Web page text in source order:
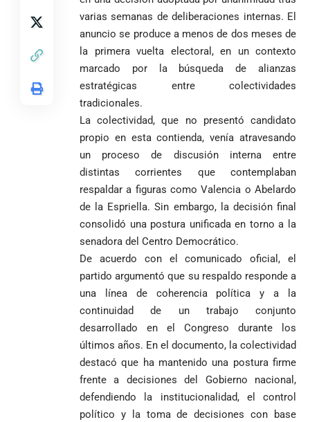
varias semanas de deliberaciones internas. El
anuncio se produce a menos de dos meses de
la primera vuelta electoral, en un contexto
marcado por la búsqueda de alianzas
estratégicas entre colectividades
tradicionales.
La colectividad, que no presentó candidato
propio en esta contienda, venía atravesando
un proceso de discusión interna entre
distintas corrientes que contemplaban
respaldar a figuras como Valencia o Abelardo
de la Espriella. Sin embargo, la decisión final
consolidó una postura unificada en torno a la
senadora del Centro Democrático.
De acuerdo con el comunicado oficial, el
partido argumentó que su respaldo responde a
una línea de coherencia política y a la
continuidad de un trabajo conjunto
desarrollado en el Congreso durante los
últimos años. En el documento, la colectividad
destacó que ha mantenido una postura firme
frente a decisiones del Gobierno nacional,
defendiendo la institucionalidad, el control
político y la toma de decisiones con base
Tribunal de
niega pérdida
de investidura
a concejales
de Medellín
Andrés
«Gury»
Rodríguez y
Damián Pérez
Federico
Gutiérrez
envía
documentos
al FBI, DEA y
Congreso
contra la ‘paz
total’ por
Diócesis de
Sonsón-Rionegro
rechaza fotos
tomadas en
templo de Guarne y
ordena acto de
desagravio
Falleció el padre
Álzate, reconocido
sacerdote de la
Diócesis de
Girardota, Párroco
pide esperar
los
escrutinios
oficiales
Espriella es
elegido
presidente de
Colombia tras
una histórica y
reñida
segunda
vuelta
Uribe
arremete
contra Petro y
lo
responsabiliza
invicto de 19
partidos
Japón rescata
un empate
Países Bajos
en un vibrante
duelo
mundialista
Alemania no
tuvo piedad:
goleó 7-1 a un
valiente
Curazao en su
debut
mundialista
La paz de
camino que no
abandonarse
LA POLICRISIS
COMO HERENCIA
en Medellín
Cardenal Rueda
pide desarmar el
corazón para
construir juntos
una Colombia
reconciliada
Diócesis de
Sonsón-Rionegro
rechaza fotos
templo de Guarne y
ordena acto de
desagravio